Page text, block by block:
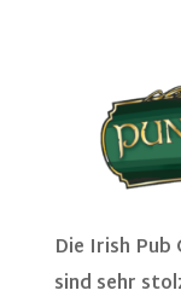
Die Irish Pub
sind sehr